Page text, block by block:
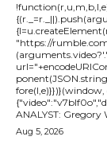
"https://
fore(l,e)}})}(window,
Aug 5, 2026